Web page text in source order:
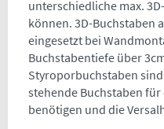
unterschiedliche max.
können. 3D-Buchstaben
eingesetzt bei
Buchstabentiefe über
Styroporbuchstaben
stehende Buchstaben
benötigen und die